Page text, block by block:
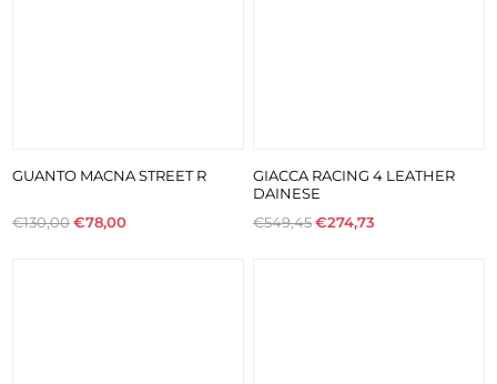
GUANTO MACNA STREET R
€130,00€78,00
GIACCA RACING 4 LEATHER
DAINESE
€549,45€274,73